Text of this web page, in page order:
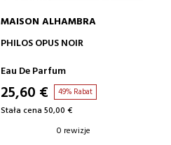
DODAJ DO KOSZYKA
MAISON ALHAMBRA
PHILOS OPUS NOIR
Eau De Parfum
25,60 € 49% Rabat
Stała cena 50,00 €
0 rewizje